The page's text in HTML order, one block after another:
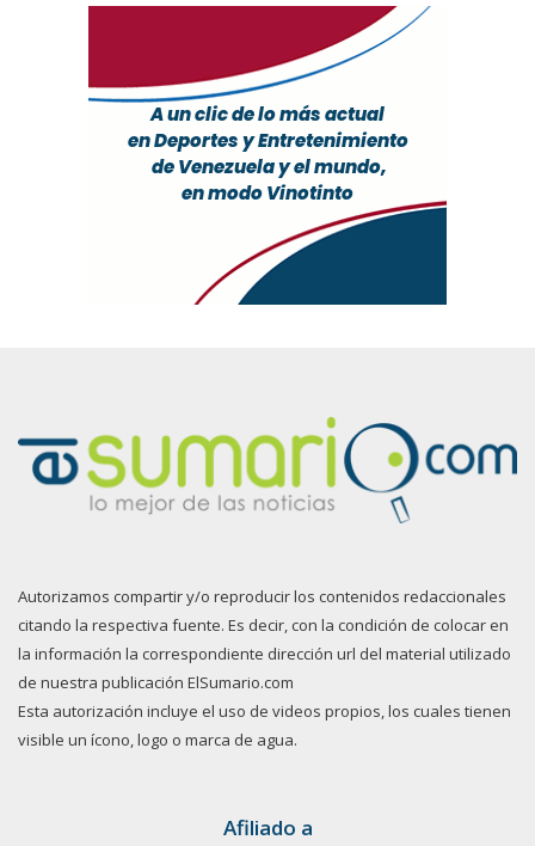
Autorizamos compartir y/o reproducir los contenidos redaccionales
citando la respectiva fuente. Es decir, con la condición de colocar en
la información la correspondiente dirección url del material utilizado
de nuestra publicación ElSumario.com
Esta autorización incluye el uso de videos propios, los cuales tienen
visible un ícono, logo o marca de agua.
Afiliado a